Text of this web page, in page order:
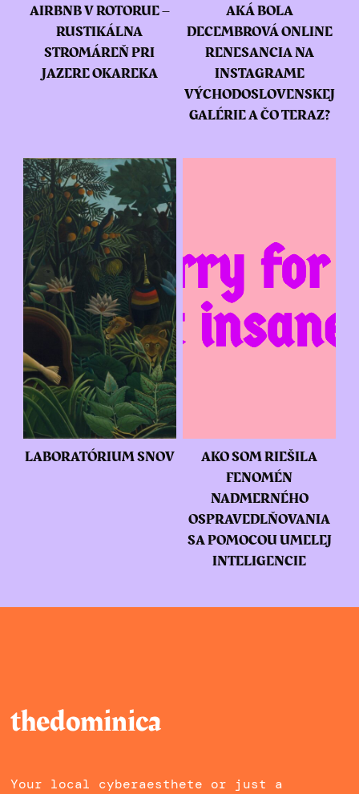
AIRBNB V ROTORUE –
RUSTIKÁLNA
STROMÁREŇ PRI
JAZERE OKAREKA
AKÁ BOLA
DECEMBROVÁ ONLINE
RENESANCIA NA
INSTAGRAME
VÝCHODOSLOVENSKEJ
GALÉRIE A ČO TERAZ?
LABORATÓRIUM SNOV
AKO SOM RIEŠILA
FENOMÉN
NADMERNÉHO
OSPRAVEDLŇOVANIA
SA POMOCOU UMELEJ
INTELIGENCIE
thedominica
Your local cyberaesthete or just a